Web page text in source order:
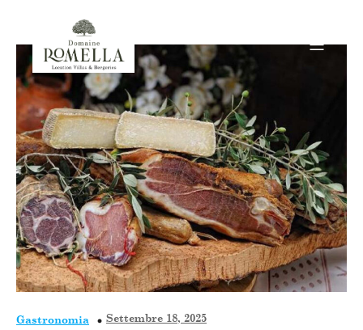
Gastronomia Settembre 18, 2025